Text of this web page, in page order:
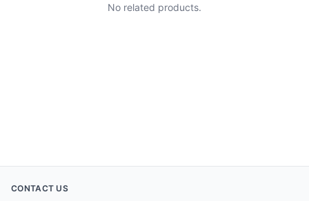
No related products.
CONTACT US